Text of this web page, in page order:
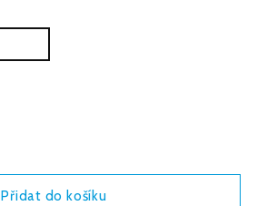
Přidat do košíku